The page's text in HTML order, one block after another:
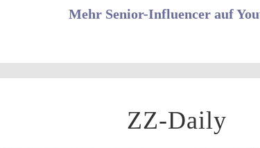
Mehr Senior-Influencer auf
ZZ-Daily